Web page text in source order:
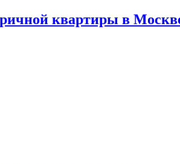
квартиры в